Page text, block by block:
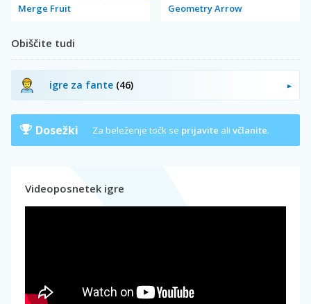
Merge Fruit Geometry Arrow
Obiščite tudi
igre za fante (46)
Dosežki Za beleženje točk se prijavite ali včlanite.
Videoposnetek igre